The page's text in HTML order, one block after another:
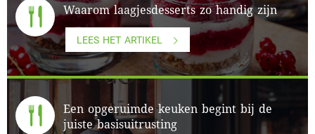
Waarom laagjesdesserts zo handig zijn
LEES HET ARTIKEL
Een opgeruimde keuken begint bij de
juiste basisuitrusting